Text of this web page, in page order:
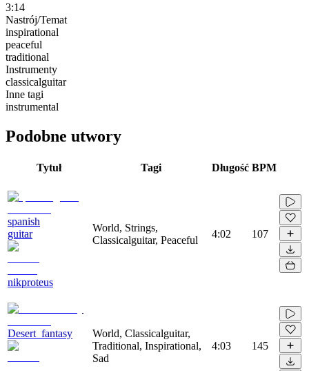
3:14
Nastrój/Temat
inspirational
peaceful
traditional
Instrumenty
classicalguitar
Inne tagi
instrumental
Podobne utwory
Tytuł Tagi Długość BPM
spanish
guitar
nikproteus
World, Strings,
Classicalguitar, Peaceful
4:02 107
Desert_fantasy
World, Classicalguitar,
Traditional, Inspirational,
Sad
4:03 145